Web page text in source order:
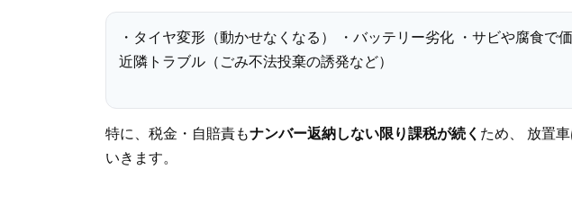
・タイヤ変形（動かせなくなる） ・バッテリー劣化 ・サビや腐食で
近隣トラブル（ごみ不法投棄の誘発など）
特に、税金・自賠責もナンバー返納しない限り課税が続く ため、 放置
いきます。